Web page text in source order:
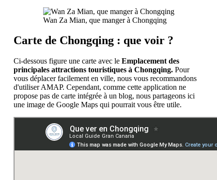
Wan Za Mian, que manger à Chongqing
Carte de Chongqing : que voir ?
Ci-dessous figure une carte avec le Emplacement des
principales attractions touristiques à Chongqing. Pour
vous déplacer facilement en ville, nous vous recommandons
d'utiliser AMAP. Cependant, comme cette application ne
propose pas de carte intégrée à un blog, nous partageons ici
une image de Google Maps qui pourrait vous être utile.